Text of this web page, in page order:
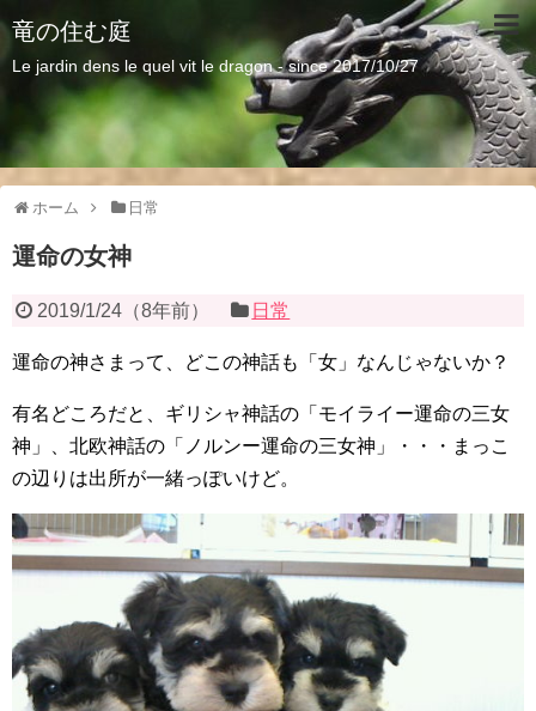
竜の住む庭
Le jardin dens le quel vit le dragon - since 2017/10/27
ホーム 日常
運命の女神
2019/1/24（8年前） 日常
運命の神さまって、どこの神話も「女」なんじゃないか？
有名どころだと、ギリシャ神話の「モイライー運命の三女
神」、北欧神話の「ノルンー運命の三女神」・・・まっこ
の辺りは出所が一緒っぽいけど。